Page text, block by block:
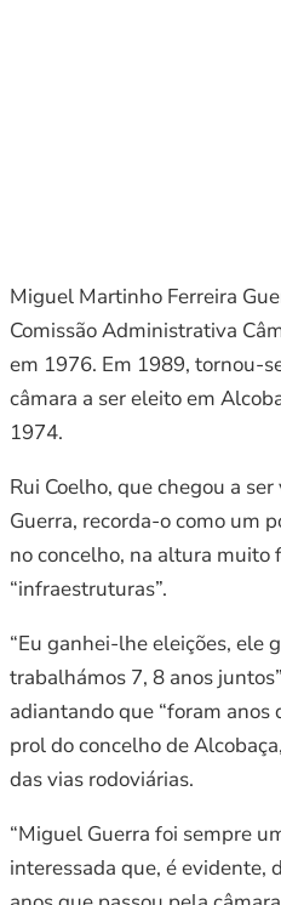
Miguel Martinho Ferreira
Comissão Administrativa
em 1976. Em 1989, tornou-
câmara a ser eleito em
1974.
Rui Coelho, que chegou a
Guerra, recorda-o como um
no concelho, na altura muito
“infraestruturas”.
“Eu ganhei-lhe eleições, ele
trabalhámos 7, 8 anos
adiantando que “foram anos
prol do concelho de
das vias rodoviárias.
“Miguel Guerra foi sempre
interessada que, é evidente,